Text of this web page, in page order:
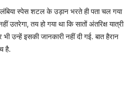
स्पेस शटल के उड़ान भरते ही पता चल गया
उतरेगा, तय हो गया था कि सातों अंतरिक्ष यात्री
उन्हें इसकी जानकारी नहीं दी गई. बात हैरान
है.